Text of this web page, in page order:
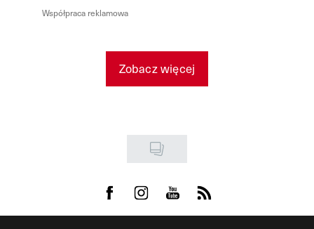
Współpraca reklamowa
Zobacz więcej
Visit us on Facebook
Visit us on Instagram
Visit us on Youtube
Visit us on Rss